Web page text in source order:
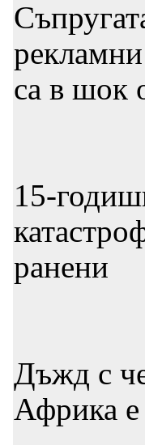
са в шок
15-
ранени
Дъжд с
Африка е